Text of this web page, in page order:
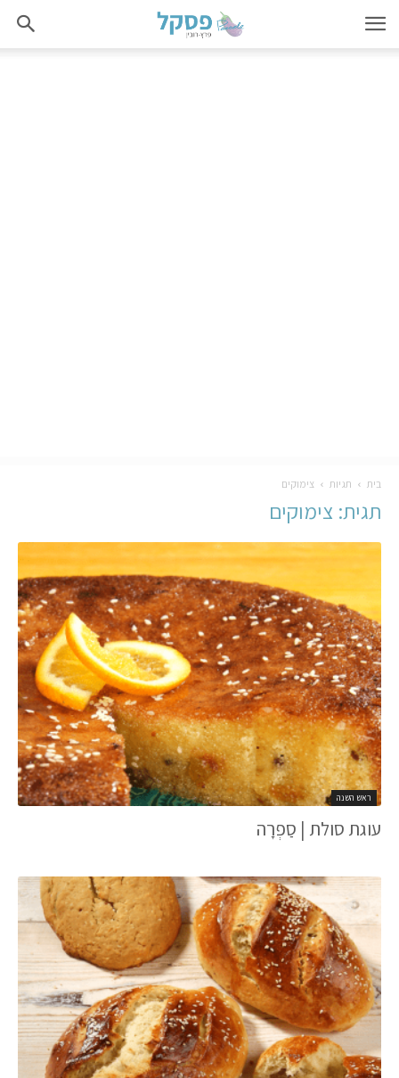
בית תגיות צימוקים
תגית: צימוקים
ראש השנה
עוגת סולת | סַפְרָה